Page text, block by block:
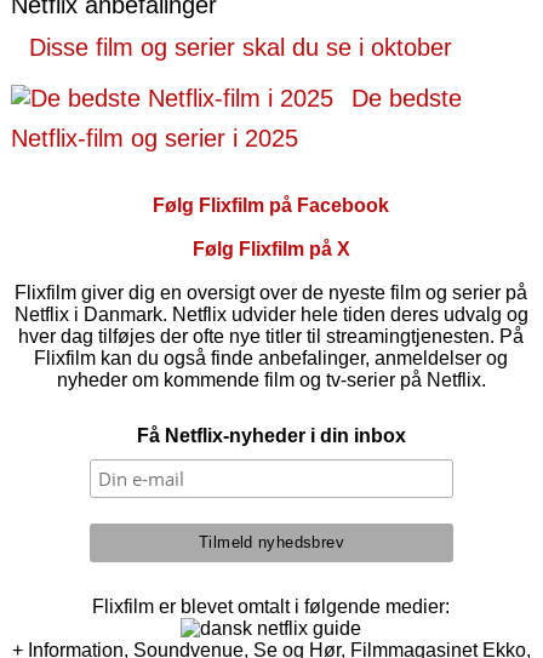
Netflix anbefalinger
Disse film og serier skal du se i oktober
De bedste
Netflix-film og serier i 2025
Følg Flixfilm på Facebook
Følg Flixfilm på X
Flixfilm giver dig en oversigt over de nyeste film og serier på
Netflix i Danmark. Netflix udvider hele tiden deres udvalg og
hver dag tilføjes der ofte nye titler til streamingtjenesten. På
Flixfilm kan du også finde anbefalinger, anmeldelser og
nyheder om kommende film og tv-serier på Netflix.
Få Netflix-nyheder i din inbox
Flixfilm er blevet omtalt i følgende medier:
+ Information, Soundvenue, Se og Hør, Filmmagasinet Ekko,